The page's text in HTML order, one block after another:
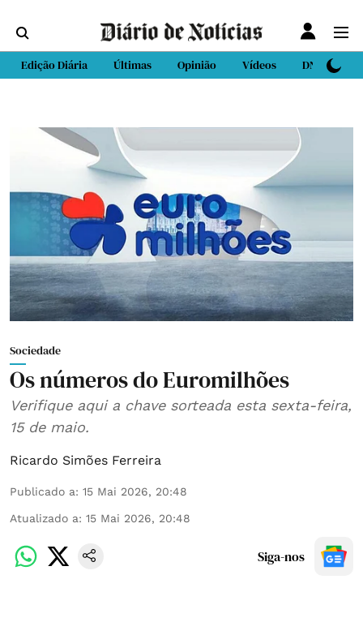
Edição Diária Últimas Opinião Vídeos DN Sport
Sociedade
Os números do Euromilhões
Verifique aqui a chave sorteada esta sexta-feira,
15 de maio.
Ricardo Simões Ferreira
Publicado a: 15 Mai 2026, 20:48
Atualizado a: 15 Mai 2026, 20:48
Siga-nos